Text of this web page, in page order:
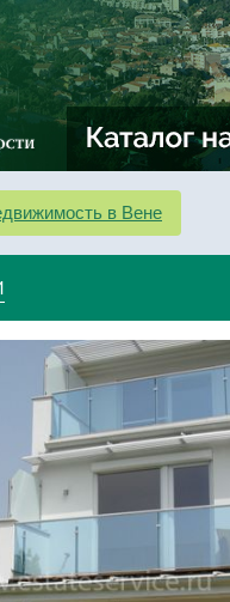
в Вене